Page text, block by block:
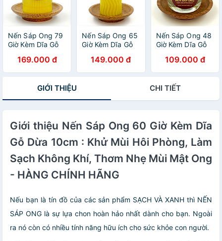
Nến Sáp Ong 79
Giờ Kèm Dĩa Gỗ
Mùi Hôi Phòng,
Làm Sạch Không
Mùi Mật Ong -
HÀNG CHÍNH
169.000 đ
Nến Sáp Ong 65
Giờ Kèm Dĩa Gỗ
Mùi Hôi Phòng
Kín, Làm Sạch
- HÀNG CHÍNH
149.000 đ
Nến Sáp Ong 48
Giờ Kèm Dĩa Gỗ
Mùi Hôi Phòng
Kín, Làm Sạch
Nhẹ Mùi Mật Ong
109.000 đ
GIỚI THIỆU CHI TIẾT
Giới thiệu Nến Sáp Ong 60 Giờ Kèm Dĩa
Gỗ Dừa 10cm : Khử Mùi Hôi Phòng, Làm
Sạch Không Khí, Thơm Nhẹ Mùi Mật Ong
- HÀNG CHÍNH HÃNG
Nếu bạn là tín đồ của các sản phẩm SẠCH VÀ XANH thì NẾN
SÁP ONG là sự lựa chon hoàn hảo nhất dành cho bạn. Ngoài
ra nó còn có nhiều tính năng hữu ích cho sức khỏe con người.